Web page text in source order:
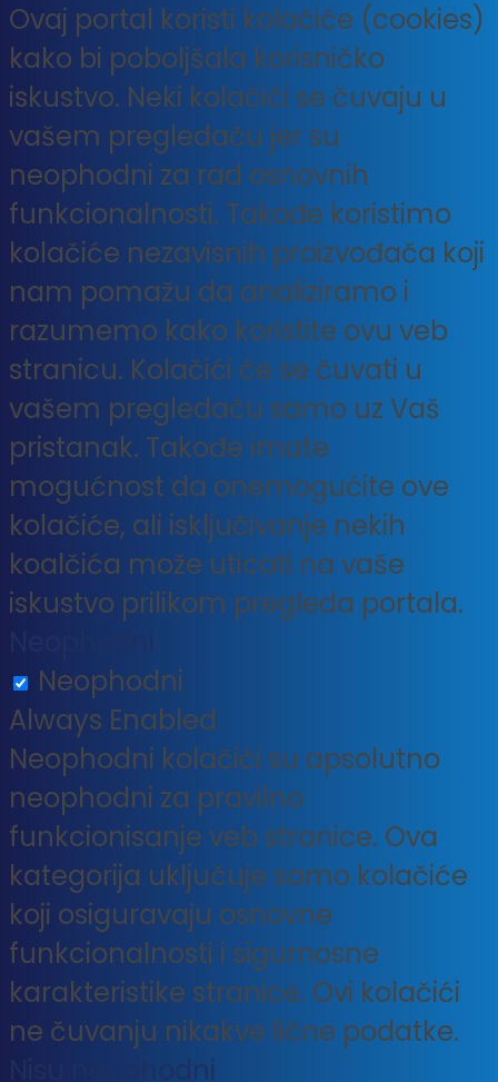
Ovaj portal koristi kolačiće (cookies)
kako bi poboljšala korisničko
iskustvo. Neki kolačići se čuvaju u
vašem pregledaču jer su
neophodni za rad osnovnih
funkcionalnosti. Takođe koristimo
kolačiće nezavisnih proizvođača koji
nam pomažu da analiziramo i
razumemo kako koristite ovu veb
stranicu. Kolačići će se čuvati u
vašem pregledaču samo uz Vaš
pristanak. Takođe imate
mogućnost da onemogućite ove
kolačiće, ali isključivanje nekih
koalčića može uticati na vaše
iskustvo prilikom pregleda portala.
Neophodni
Always Enabled
Neophodni kolačići su apsolutno
neophodni za pravilno
funkcionisanje veb stranice. Ova
kategorija uključuje samo kolačiće
koji osiguravaju osnovne
funkcionalnosti i sigurnosne
karakteristike stranice. Ovi kolačići
ne čuvanju nikakve lične podatke.
Nisu neophodni